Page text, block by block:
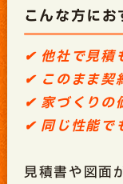
こんな方にお
✔ 他社で見積
✔ このまま契
✔ 家づくりの
✔ 同じ性能で
見積書や図面